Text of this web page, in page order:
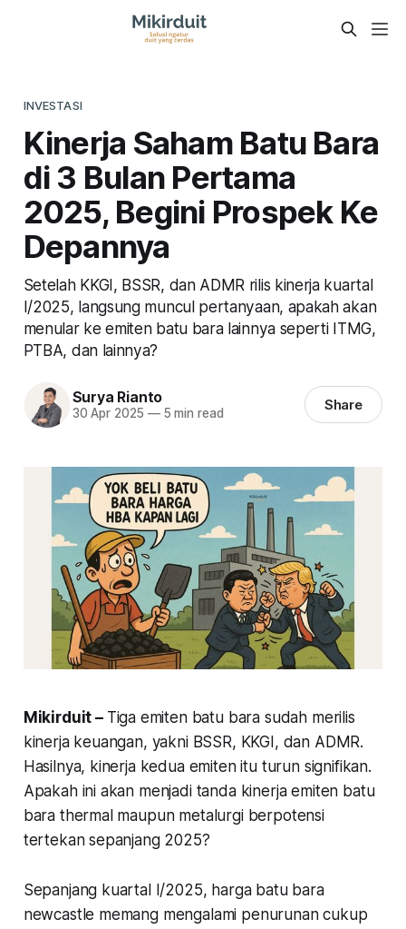
INVESTASI
Kinerja Saham Batu Bara
di 3 Bulan Pertama
2025, Begini Prospek Ke
Depannya
Setelah KKGI, BSSR, dan ADMR rilis kinerja kuartal
I/2025, langsung muncul pertanyaan, apakah akan
menular ke emiten batu bara lainnya seperti ITMG,
PTBA, dan lainnya?
Surya Rianto
30 Apr 2025 —5 min read Share
Mikirduit – Tiga emiten batu bara sudah merilis
kinerja keuangan, yakni BSSR, KKGI, dan ADMR.
Hasilnya, kinerja kedua emiten itu turun signifikan.
Apakah ini akan menjadi tanda kinerja emiten batu
bara thermal maupun metalurgi berpotensi
tertekan sepanjang 2025?
Sepanjang kuartal I/2025, harga batu bara
newcastle memang mengalami penurunan cukup